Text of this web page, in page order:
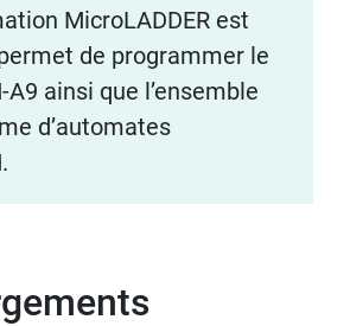
MicroLADDER est
de programmer le
A9 ainsi que l’ensemble
d’automates